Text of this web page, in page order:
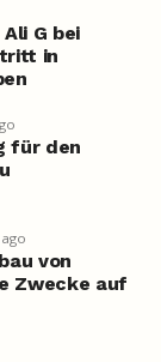
G bei
in
für den
von
Zwecke auf